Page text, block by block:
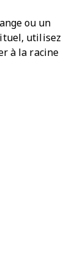
ou un
utilisez
à la racine